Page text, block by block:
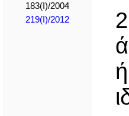
183(I)/2004
219(I)/2012